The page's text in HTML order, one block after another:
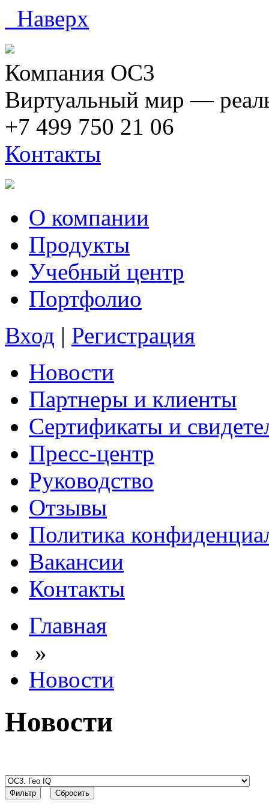
Наверх
Компания ОС3
Виртуальный мир —
+7 499 750 21 06
Контакты
О компании
Продукты
Учебный центр
Портфолио
Вход | Регистрация
Новости
Партнеры и клиенты
Сертификаты и
Пресс-центр
Руководство
Отзывы
Политика
Вакансии
Контакты
Главная
»
Новости
Новости